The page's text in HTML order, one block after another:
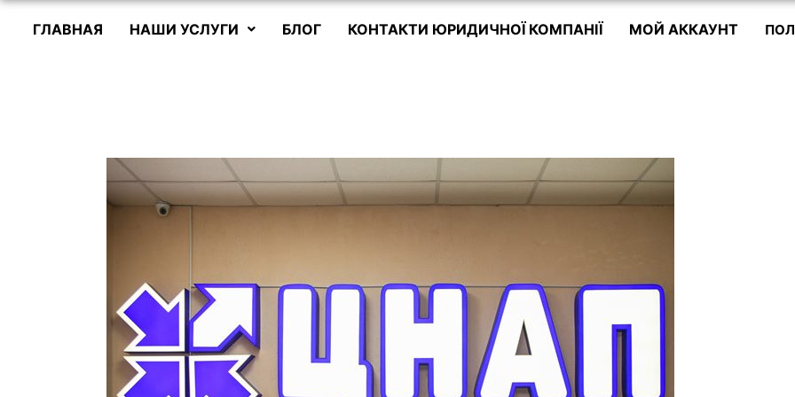
ГЛАВНАЯ НАШИ УСЛУГИ БЛОГ КОНТАКТИ ЮРИДИЧНОЇ КОМПАНІЇ МОЙ АККАУНТ